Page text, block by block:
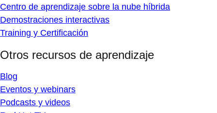
Centro de aprendizaje sobre la nube híbrida
Demostraciones interactivas
Training y Certificación
Otros recursos de aprendizaje
Blog
Eventos y webinars
Podcasts y videos